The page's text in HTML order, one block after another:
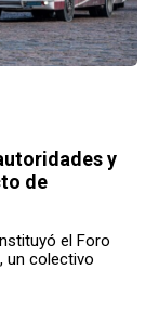
y
de
el Foro
un colectivo